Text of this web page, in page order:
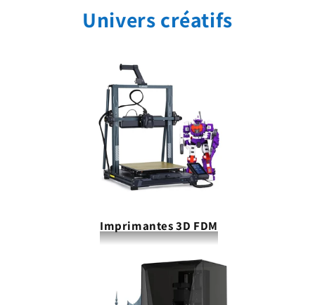
Univers créatifs
Imprimantes 3D FDM